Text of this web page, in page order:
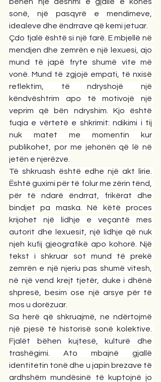
sonë, një pasqyrë e mendimeve,
idealeve dhe ëndrrave që kemi jetuar.
Çdo fjalë është si një farë. E mbjellë në
mendjen dhe zemrën e një lexuesi, ajo
mund të japë fryte shumë vite më
vonë. Mund të zgjojë empati, të nxisë
reflektim, të ndryshojë një
këndvështrim apo të motivojë një
veprim që bën ndryshim. Kjo është
fuqia e vërtetë e shkrimit: ndikimi i tij
nuk matet me momentin kur
publikohet, por me jehonën që lë në
jetën e njerëzve.
Të shkruash është edhe një akt lirie.
Është guximi për të folur me zërin tënd,
për të ndarë ëndrrat, frikërat dhe
bindjet pa maska. Në këtë proces
krijohet një lidhje e veçantë mes
autorit dhe lexuesit, një lidhje që nuk
njeh kufij gjeografikë apo kohorë. Një
tekst i shkruar sot mund të prekë
zemrën e një njeriu pas shumë vitesh,
në një vend krejt tjetër, duke i dhënë
shpresë, besim ose një arsye për të
mos u dorëzuar.
Sa herë që shkruajmë, ne ndërtojmë
një pjesë të historisë sonë kolektive.
Fjalët bëhen kujtesë, kulturë dhe
trashëgimi. Ato mbajnë gjallë
identitetin tonë dhe u japin brezave të
ardhshëm mundësinë të kuptojnë jo